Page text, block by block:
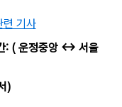
기사
: ( 운정중앙 ↔ 서울
)